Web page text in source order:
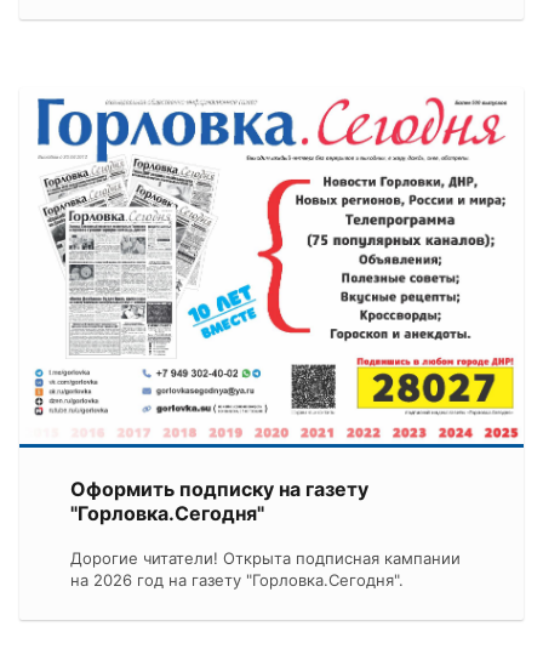
Оформить подписку на газету
"Горловка.Сегодня"
Дорогие читатели! Открыта подписная кампании
на 2026 год на газету "Горловка.Сегодня".